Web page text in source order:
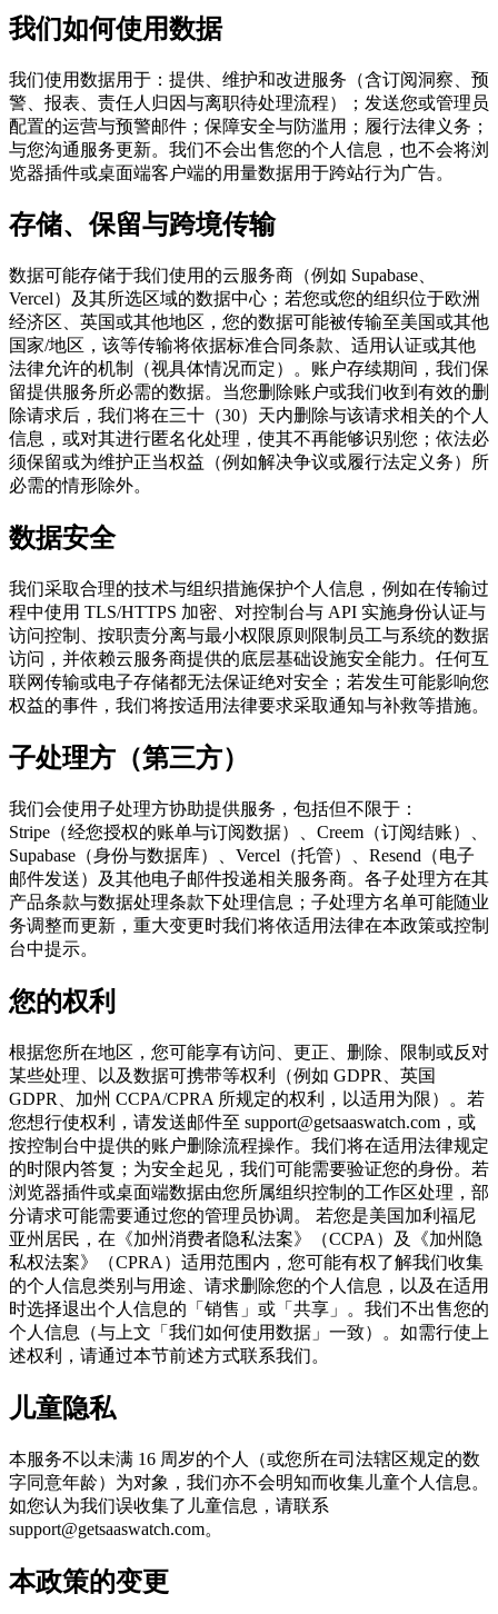
我们如何使用数据
我们使用数据用于：提供、维护和改进服务（含订阅洞察、预
警、报表、责任人归因与离职待处理流程）；发送您或管理员
配置的运营与预警邮件；保障安全与防滥用；履行法律义务；
与您沟通服务更新。我们不会出售您的个人信息，也不会将浏
览器插件或桌面端客户端的用量数据用于跨站行为广告。
存储、保留与跨境传输
数据可能存储于我们使用的云服务商（例如 Supabase、
Vercel）及其所选区域的数据中心；若您或您的组织位于欧洲
经济区、英国或其他地区，您的数据可能被传输至美国或其他
国家/地区，该等传输将依据标准合同条款、适用认证或其他
法律允许的机制（视具体情况而定）。账户存续期间，我们保
留提供服务所必需的数据。当您删除账户或我们收到有效的删
除请求后，我们将在三十（30）天内删除与该请求相关的个人
信息，或对其进行匿名化处理，使其不再能够识别您；依法必
须保留或为维护正当权益（例如解决争议或履行法定义务）所
必需的情形除外。
数据安全
我们采取合理的技术与组织措施保护个人信息，例如在传输过
程中使用 TLS/HTTPS 加密、对控制台与 API 实施身份认证与
访问控制、按职责分离与最小权限原则限制员工与系统的数据
访问，并依赖云服务商提供的底层基础设施安全能力。任何互
联网传输或电子存储都无法保证绝对安全；若发生可能影响您
权益的事件，我们将按适用法律要求采取通知与补救等措施。
子处理方（第三方）
我们会使用子处理方协助提供服务，包括但不限于：
Stripe（经您授权的账单与订阅数据）、Creem（订阅结账）、
Supabase（身份与数据库）、Vercel（托管）、Resend（电子
邮件发送）及其他电子邮件投递相关服务商。各子处理方在其
产品条款与数据处理条款下处理信息；子处理方名单可能随业
务调整而更新，重大变更时我们将依适用法律在本政策或控制
台中提示。
您的权利
根据您所在地区，您可能享有访问、更正、删除、限制或反对
某些处理、以及数据可携带等权利（例如 GDPR、英国
GDPR、加州 CCPA/CPRA 所规定的权利，以适用为限）。若
您想行使权利，请发送邮件至 support@getsaaswatch.com，或
按控制台中提供的账户删除流程操作。我们将在适用法律规定
的时限内答复；为安全起见，我们可能需要验证您的身份。若
浏览器插件或桌面端数据由您所属组织控制的工作区处理，部
分请求可能需要通过您的管理员协调。 若您是美国加利福尼
亚州居民，在《加州消费者隐私法案》（CCPA）及《加州隐
私权法案》（CPRA）适用范围内，您可能有权了解我们收集
的个人信息类别与用途、请求删除您的个人信息，以及在适用
时选择退出个人信息的「销售」或「共享」。我们不出售您的
个人信息（与上文「我们如何使用数据」一致）。如需行使上
述权利，请通过本节前述方式联系我们。
儿童隐私
本服务不以未满 16 周岁的个人（或您所在司法辖区规定的数
字同意年龄）为对象，我们亦不会明知而收集儿童个人信息。
如您认为我们误收集了儿童信息，请联系
support@getsaaswatch.com。
本政策的变更